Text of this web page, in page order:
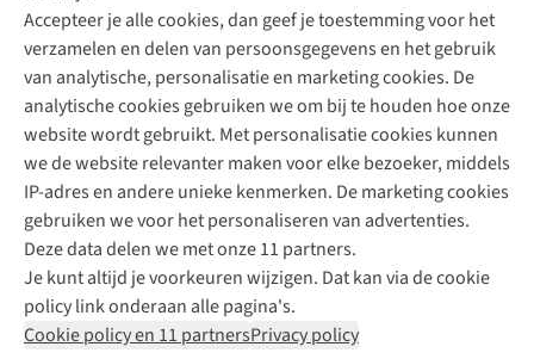
Accepteer je alle cookies, dan geef je toestemming voor het
verzamelen en delen van persoonsgegevens en het gebruik
van analytische, personalisatie en marketing cookies. De
analytische cookies gebruiken we om bij te houden hoe onze
website wordt gebruikt. Met personalisatie cookies kunnen
we de website relevanter maken voor elke bezoeker, middels
IP-adres en andere unieke kenmerken. De marketing cookies
gebruiken we voor het personaliseren van advertenties.
Deze data delen we met onze 11 partners.
Je kunt altijd je voorkeuren wijzigen. Dat kan via de cookie
policy link onderaan alle pagina's.
Cookie policy en 11 partnersPrivacy policy
+31 (0)85 888 50 88
+31 6 12 28 49 80
Contactformulier